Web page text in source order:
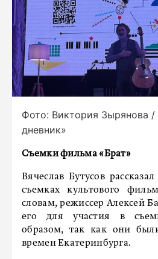
Фото: Виктория Зырянова /
дневник»
Съемки фильма «Брат»
Вячеслав Бутусов
съемках культового
словам, режиссер Алексей
его для участия в
образом, так как они
времен Екатеринбурга.